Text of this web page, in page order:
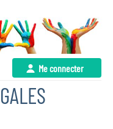
Me connecter
GALES